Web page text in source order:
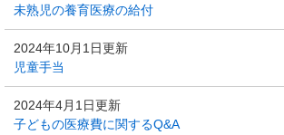
未熟児の養育医療の給付
2024年10月1日更新
児童手当
2024年4月1日更新
子どもの医療費に関するQ&A